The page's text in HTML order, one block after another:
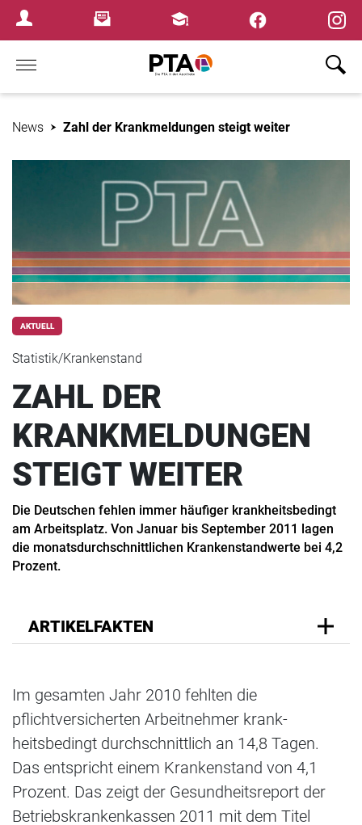
Login MenuNewsletterFortbildungen
Home
News Zahl der Krankmeldungen steigt weiter
AKTUELL
Statistik/Krankenstand
ZAHL DER
KRANKMELDUNGEN
STEIGT WEITER
Die Deutschen fehlen immer häufiger krankheitsbedingt
am Arbeitsplatz. Von Januar bis September 2011 lagen
die monatsdurch­schnittlichen Krankenstandwerte bei 4,2
Prozent.
ARTIKELFAKTEN
Im gesamten Jahr 2010 fehlten die
pflichtversicherten Arbeitnehmer krank­
heitsbedingt durchschnittlich an 14,8 Tagen.
Das entspricht einem Krankenstand von 4,1
Prozent. Das zeigt der Gesundheitsreport der
Betriebs­krankenkassen 2011 mit dem Titel
×